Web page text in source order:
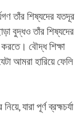
তাঁর শিষ্যদের যতদূর
বুদ্ধও তাঁর শিষ্যদের
করতে। বৌদ্ধ শিক্ষা
আমরা হারিয়ে ফেলি
যারা পূর্ণ ব্রহ্মচর্যা